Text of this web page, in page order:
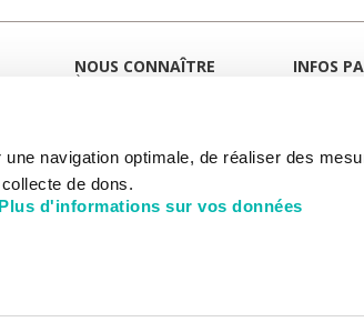
navigation optimale, de réaliser des
de dons.
Plus d'informations sur vos données
NOUS CONNAÎTRE
À LA UNE
PLAN STRATÉGIQUE 2030
DÉPARTEMENTS
HÔPITAL DE CHEVILLY-LARUE
RAPPORTS D'ACTIVITÉ
INFOS
DROITS DU
PAIEMENT